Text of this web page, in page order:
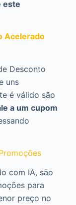
este
Acelerado
Desconto
uns
é válido são
a um cupom
com IA, são
para
preço no